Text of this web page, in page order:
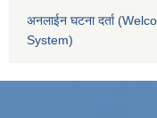
अनलाईन घटना दर्ता
System)